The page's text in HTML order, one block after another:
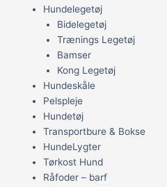
Hundelegetøj
Bidelegetøj
Trænings Legetøj
Bamser
Kong Legetøj
Hundeskåle
Pelspleje
Hundetøj
Transportbure & Bokse
HundeLygter
Tørkost Hund
Råfoder – barf